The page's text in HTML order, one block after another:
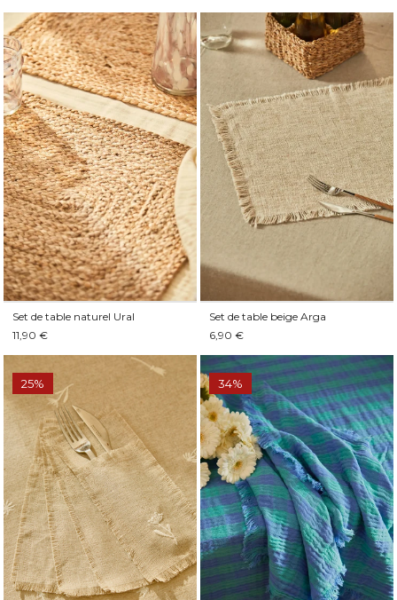
Set de table naturel Ural
11,90 €
Set de table beige Arga
6,90 €
25% 34%